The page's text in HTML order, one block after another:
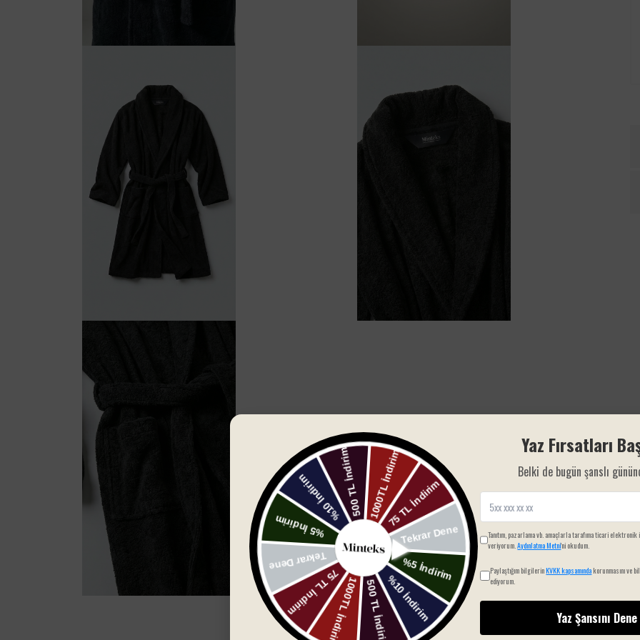
Yaz Fırsatları
Belki de bugün şanslı
Tanıtım, pazarlama vb. amaçlarla tarafıma ticari
veriyorum.Aydınlatma Metni'ni okudum.
Paylaştığım bilgilerinKVKK kapsamında korunmasını ve
ediyorum.
Yaz Şansını Dene